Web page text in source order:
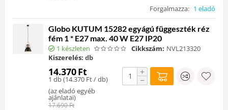
Forgalmazza: 1 eladó
Globo KUTUM 15282 egyágú függeszték réz
fém 1 * E27 max. 40 W E27 IP20
1 készleten Cikkszám: NVL213320
Kiszerelés: db
14.370Ft
1 db (14.370 Ft/ db)
(az eladó egyéb
ajánlatai)
17.690Ft
+
−